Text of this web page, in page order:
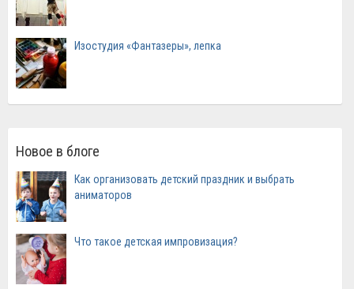
Изостудия «Фантазеры», лепка
Новое в блоге
Как организовать детский праздник и выбрать
аниматоров
Что такое детская импровизация?